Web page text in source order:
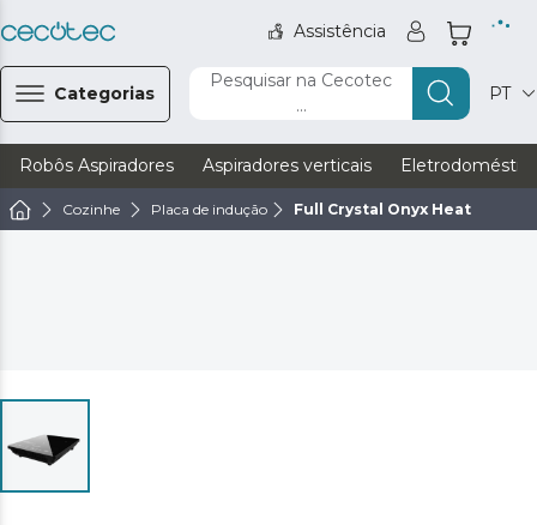
Assistência
Categorias
Pesquisar na Cecotec
...
PT
Robôs Aspiradores Aspiradores verticais
Cozinhe Placa de indução Full Crystal Onyx Heat